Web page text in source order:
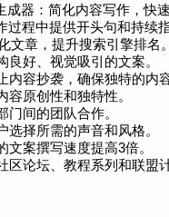
成器：简化内容写作，快
过程中提供开头句和持续指
文章，提升搜索引擎排名。
良好、视觉吸引的文案。
内容抄袭，确保独特的内容
容原创性和独特性。
门间的团队合作。
选择所需的声音和风格。
文案撰写速度提高3倍。
区论坛、教程系列和联盟计